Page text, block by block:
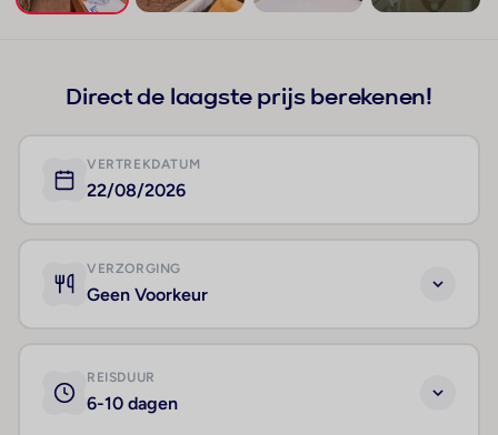
Direct de laagste prijs berekenen!
VERTREKDATUM
22/08/2026
VERZORGING
Geen Voorkeur
REISDUUR
6-10 dagen